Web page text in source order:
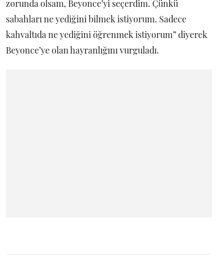
zorunda olsam, Beyonce’yi seçerdim. Çünkü
sabahları ne yediğini bilmek istiyorum. Sadece
kahvaltıda ne yediğini öğrenmek istiyorum” diyerek
Beyonce’ye olan hayranlığını vurguladı.